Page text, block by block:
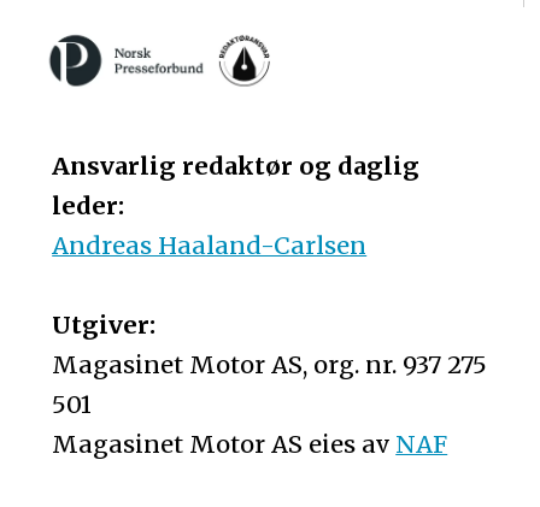
Ansvarlig redaktør og daglig
leder:
Andreas Haaland-Carlsen
Utgiver:
Magasinet Motor AS, org. nr. 937 275
501
Magasinet Motor AS eies av NAF